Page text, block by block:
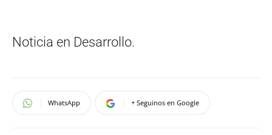
Noticia en Desarrollo.
WhatsApp + Seguinos en Google